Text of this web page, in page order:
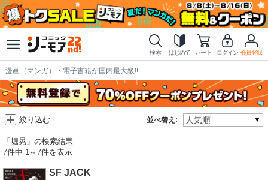
検索 はじめて カート ログイン 会員登録
漫画（マンガ）・電子書籍が国内最大級!!
並べ替え:
絞り込む
「堀晃」の検索結果
7件中 1～7件を表示
SF JACK